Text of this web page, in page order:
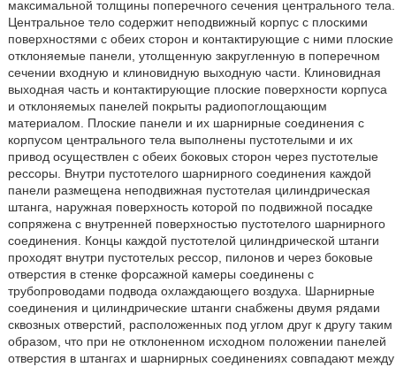
максимальной толщины поперечного сечения центрального тела.
Центральное тело содержит неподвижный корпус с плоскими
поверхностями с обеих сторон и контактирующие с ними плоские
отклоняемые панели, утолщенную закругленную в поперечном
сечении входную и клиновидную выходную части. Клиновидная
выходная часть и контактирующие плоские поверхности корпуса
и отклоняемых панелей покрыты радиопоглощающим
материалом. Плоские панели и их шарнирные соединения с
корпусом центрального тела выполнены пустотелыми и их
привод осуществлен с обеих боковых сторон через пустотелые
рессоры. Внутри пустотелого шарнирного соединения каждой
панели размещена неподвижная пустотелая цилиндрическая
штанга, наружная поверхность которой по подвижной посадке
сопряжена с внутренней поверхностью пустотелого шарнирного
соединения. Концы каждой пустотелой цилиндрической штанги
проходят внутри пустотелых рессор, пилонов и через боковые
отверстия в стенке форсажной камеры соединены с
трубопроводами подвода охлаждающего воздуха. Шарнирные
соединения и цилиндрические штанги снабжены двумя рядами
сквозных отверстий, расположенных под углом друг к другу таким
образом, что при не отклоненном исходном положении панелей
отверстия в штангах и шарнирных соединениях совпадают между